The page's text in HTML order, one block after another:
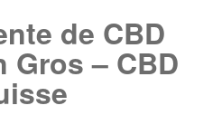
de CBD
Gros – CBD